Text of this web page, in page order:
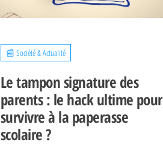
📰 Société & Actualité
Le tampon signature des
parents : le hack ultime pour
survivre à la paperasse
scolaire ?